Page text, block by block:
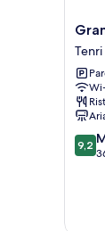
Hotel
Nara
Tenri
Tenri
9.2
su
9,2